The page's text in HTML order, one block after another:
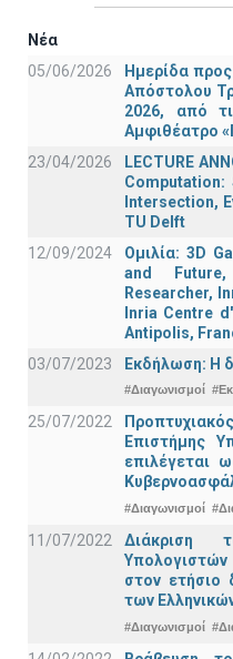
Νέα
05/06/2026
Ημερίδα
Απόστολου
2026, από
Αμφιθέατρο
23/04/2026
LECTURE
Computation:
Intersection,
TU Delft
12/09/2024
Ομιλία: 3D
and
Researcher,
Inria Centre
Antipolis,
03/07/2023
Εκδήλωση: Η
#Διαγωνισμοί
25/07/2022
Επιστήμης
επιλέγεται
#Διαγωνισμοί
11/07/2022
Διάκριση
στον ετήσιο
των
#Διαγωνισμοί